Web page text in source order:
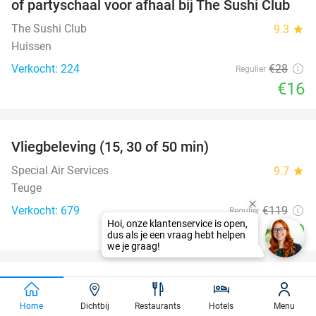
of partyschaal voor afhaal bij The Sushi Club
The Sushi Club 9.3 star
Huissen
Verkocht: 224
Regulier €28
€16
Vliegbeleving (15, 30 of 50 min)
Special Air Services 9.7 star
Teuge
Verkocht: 679
Regulier €119
€69
42%
favorite_border
2-gangen keuzediner bij Stan Arnhem
Stan Arnhem 9.7star
Home Dichtbij Restaurants Hotels Menu